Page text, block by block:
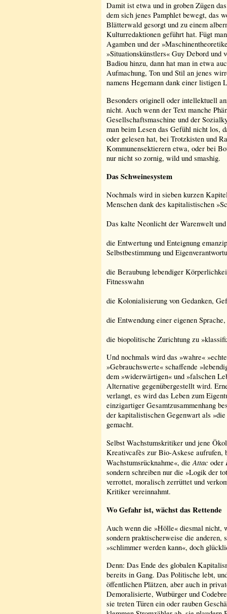
Damit ist etwa und in groben Zügen
dem sich jenes Pamphlet bewegt, das
Blätterwald gesorgt und zu einem
Kulturredaktionen geführt hat. Fügt
Agamben und der
»Situationskünstlers« Guy Debord und
Badiou hinzu, dann hat man in etwa
Aufmachung, Ton und Stil an jenes
namens Hegemann dank einer listigen
Besonders originell oder intellektuell
nicht. Auch wenn der Text manche
Gesellschaftsmaschine und der
man beim Lesen das Gefühl nicht los,
oder gelesen hat, bei Trotzkisten und
Kommunensektierern etwa, oder bei
nur nicht so zornig, wild und smashig.
Das Schweinesystem
Nochmals wird in sieben kurzen
Menschen dank des kapitalistischen
Das kalte Neonlicht der Warenwelt
die Entwertung und Enteignung
Selbstbestimmung und
die Beraubung lebendiger
Fitnesswahn
die Kolonialisierung von Gedanken,
die Entwendung einer eigenen
die biopolitische Zurichtung zu
Und nochmals wird das »wahre«
»Gebrauchswerte« schaffende
dem »widerwärtigen« und »falschen
Alternative gegenübergestellt wird.
verlangt, es wird das Leben zum
einzigartiger Gesamtzusammenhang
der kapitalistischen Gegenwart als
gemacht.
Selbst Wachstumskritiker und jene
Kreativcafès zur Bio-Askese aufrufen,
Wachstumsrücknahme«, dieAttac oder
sondern schreiben nur die »Logik der
verrottet, moralisch zerrüttet und
Kritiker vereinnahmt.
Wo Gefahr ist, wächst das Rettende
Auch wenn die »Hölle« diesmal nicht,
sondern praktischerweise die
»schlimmer werden kann«, doch
Denn: Das Ende des globalen
bereits in Gang. Das Politische lebt,
öffentlichen Plätzen, aber auch in
Demoralisierte, Wutbürger und
sie treten Türen ein oder rauben